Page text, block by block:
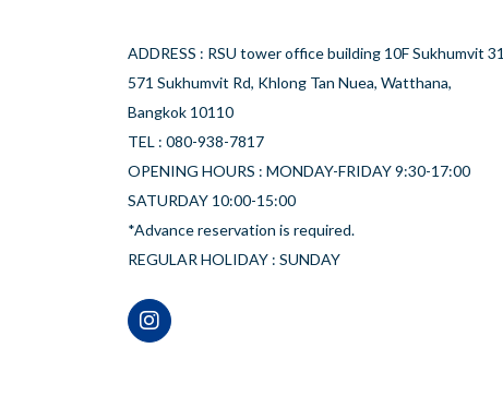
ADDRESS : RSU tower office building 10F Sukhumvit 31
571 Sukhumvit Rd, Khlong Tan Nuea, Watthana,
Bangkok 10110
TEL : 080-938-7817
OPENING HOURS : MONDAY-FRIDAY 9:30-17:00
SATURDAY 10:00-15:00
*Advance reservation is required.
REGULAR HOLIDAY : SUNDAY